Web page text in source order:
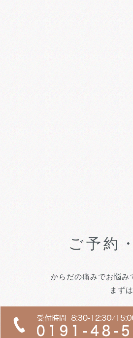
ご予約
からだの痛みでお悩み
まず